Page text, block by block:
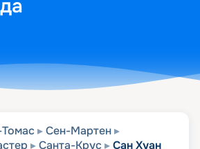
Сен-Мартен
Санта-Крус Сан Хуан